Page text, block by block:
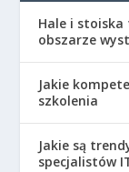
Hale i
obszarze
Jakie
szkolenia
Jakie są
specjalistów